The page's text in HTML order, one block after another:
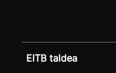
EITB taldea